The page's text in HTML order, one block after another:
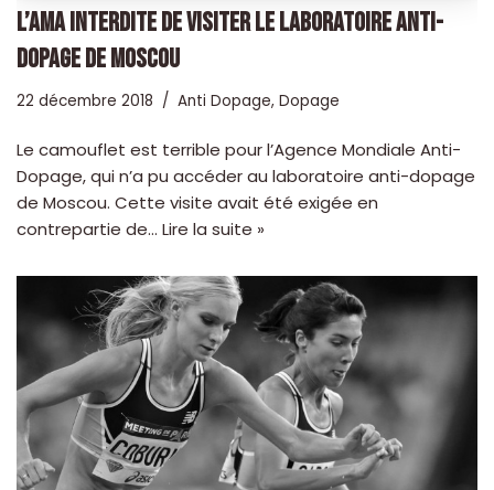
L’AMA INTERDITE DE VISITER LE LABORATOIRE ANTI-
DOPAGE DE MOSCOU
22 décembre 2018 Anti Dopage, Dopage
Le camouflet est terrible pour l’Agence Mondiale Anti-
Dopage, qui n’a pu accéder au laboratoire anti-dopage
de Moscou. Cette visite avait été exigée en
contrepartie de… Lire la suite »